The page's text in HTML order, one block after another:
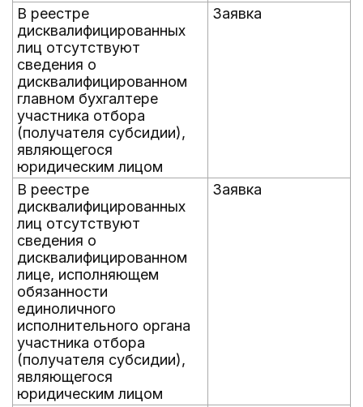
В реестре
дисквалифицированных
лиц отсутствуют
сведения о
дисквалифицированном
главном бухгалтере
участника отбора
(получателя субсидии),
являющегося
юридическим лицом
Заявка
В реестре
дисквалифицированных
лиц отсутствуют
сведения о
дисквалифицированном
лице, исполняющем
обязанности
единоличного
исполнительного органа
участника отбора
(получателя субсидии),
являющегося
юридическим лицом
Заявка